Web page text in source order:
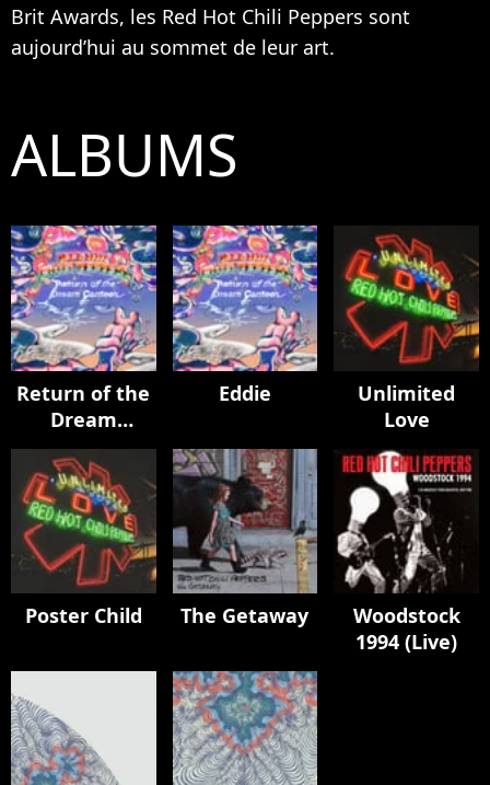
Brit Awards, les Red Hot Chili Peppers sont
aujourd’hui au sommet de leur art.
ALBUMS
Return of the
Dream
Canteen
Eddie
Unlimited
Love
Poster Child The Getaway
Woodstock
1994 (Live)